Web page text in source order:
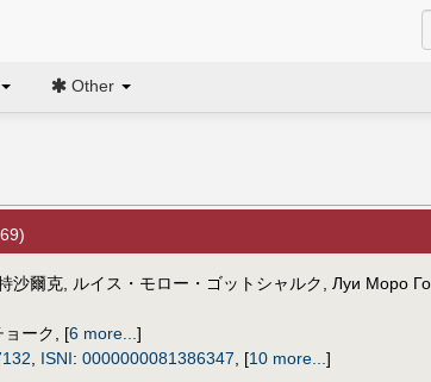
Other
沙爾克, ルイス・モロー・ゴットシャルク Луи Моро
ョーク [6 more... ]
ISNI: 0000000081386347 [10 more... ]